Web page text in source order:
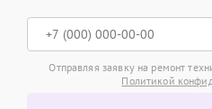
Отправляя заявку на ремонт
Политикой